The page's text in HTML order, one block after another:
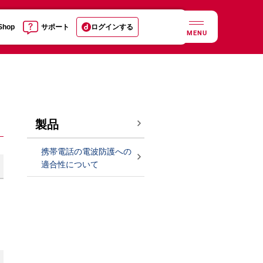
サポート ログインする
MENU
製品
携帯電話の電波防護への
適合性について